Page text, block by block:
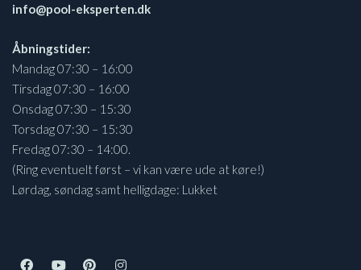
info@pool-eksperten.dk
Åbningstider:
Mandag 07:30 – 16:00
Tirsdag 07:30 – 16:00
Onsdag 07:30 – 15:30
Torsdag 07:30 – 15:30
Fredag 07:30 – 14:00.
(Ring eventuelt først – vi kan være ude at køre!)
Lørdag, søndag samt helligdage: Lukket